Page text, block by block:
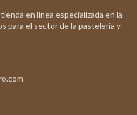
en línea especializada en la
para el sector de la pastelería y